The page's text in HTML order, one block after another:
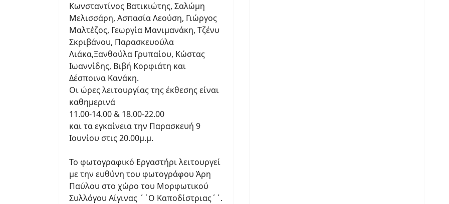
Κωνσταντίνος Βατικιώτης, Σαλώμη
Μελισσάρη, Ασπασία Λεούση, Γιώργος
Μαλτέζος, Γεωργία Μανιμανάκη, Τζένυ
Σκριβάνου, Παρασκευούλα
Λιάκα,Ξανθούλα Γρυπαίου, Κώστας
Ιωαννίδης, Βιβή Κορφιάτη και
Δέσποινα Κανάκη.
Οι ώρες λειτουργίας της έκθεσης είναι
καθημερινά
11.00-14.00 & 18.00-22.00
και τα εγκαίνεια την Παρασκευή 9
Ιουνίου στις 20.00μ.μ.
Το φωτογραφικό Εργαστήρι λειτουργεί
με την ευθύνη του φωτογράφου Άρη
Παύλου στο χώρο του Μορφωτικού
Συλλόγου Αίγινας ΄΄Ο Καποδίστριας΄΄.